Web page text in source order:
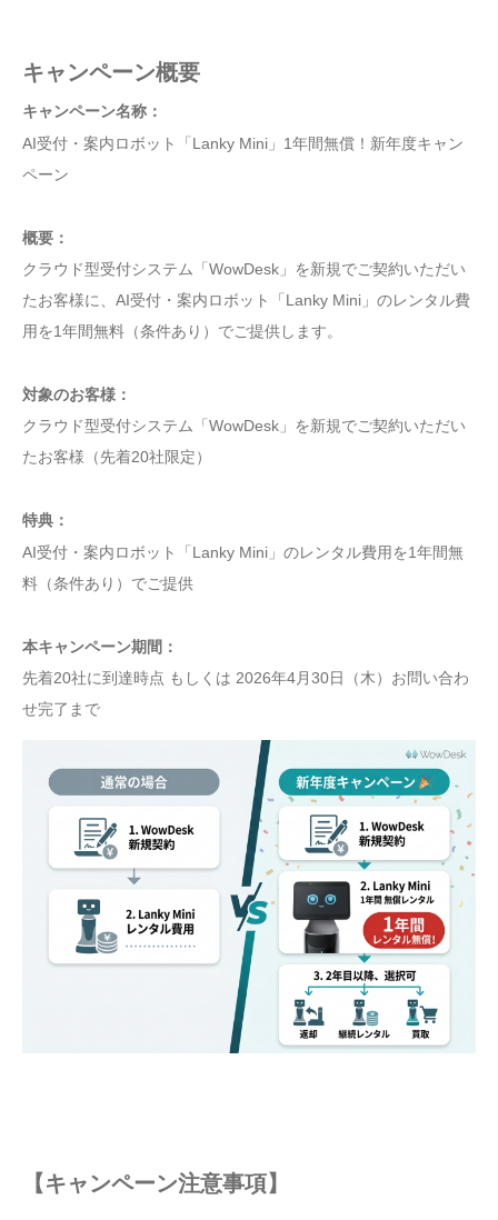
キャンペーン概要
キャンペーン名称：
AI受付・案内ロボット「Lanky Mini」1年間無償！新年度キャン
ペーン
概要：
クラウド型受付システム「WowDesk」を新規でご契約いただい
たお客様に、AI受付・案内ロボット「Lanky Mini」のレンタル費
用を1年間無料（条件あり）でご提供します。
対象のお客様：
クラウド型受付システム「WowDesk」を新規でご契約いただい
たお客様（先着20社限定）
特典：
AI受付・案内ロボット「Lanky Mini」のレンタル費用を1年間無
料（条件あり）でご提供
本キャンペーン期間：
先着20社に到達時点 もしくは 2026年4月30日（木）お問い合わ
せ完了まで
【キャンペーン注意事項】